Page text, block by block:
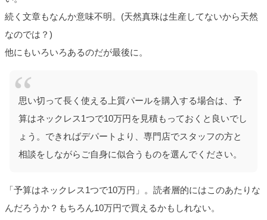
続く文章もなんか意味不明。(天然真珠は生産してないから天然
なのでは？)
他にもいろいろあるのだが最後に。
思い切って長く使える上質パールを購入する場合は、予
算はネックレス1つで10万円を見積もっておくと良いでし
ょう。できればデパートより、専門店でスタッフの方と
相談をしながらご自身に似合うものを選んでください。
「予算はネックレス1つで10万円」。読者層的にはこのあたりな
んだろうか？もちろん10万円で買えるかもしれない。